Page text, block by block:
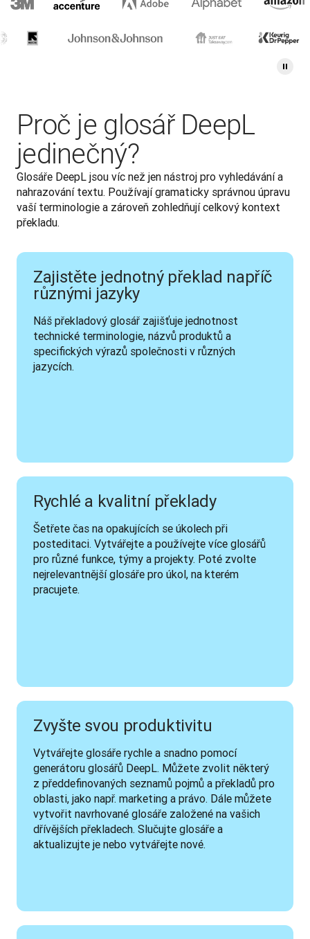
Proč je glosář DeepL
jedinečný?
Glosáře DeepL jsou víc než jen nástroj pro vyhledávání a
nahrazování textu. Používají gramaticky správnou úpravu
vaší terminologie a zároveň zohledňují celkový kontext
překladu.
Zajistěte jednotný překlad napříč
různými jazyky
Náš překladový glosář zajišťuje jednotnost
technické terminologie, názvů produktů a
specifických výrazů společnosti v různých
jazycích.
Rychlé a kvalitní překlady
Šetřete čas na opakujících se úkolech při
posteditaci. Vytvářejte a používejte více glosářů
pro různé funkce, týmy a projekty. Poté zvolte
nejrelevantnější glosáře pro úkol, na kterém
pracujete.
Zvyšte svou produktivitu
Vytvářejte glosáře rychle a snadno pomocí
generátoru glosářů DeepL. Můžete zvolit některý
z předdefinovaných seznamů pojmů a překladů pro
oblasti, jako např. marketing a právo. Dále můžete
vytvořit navrhované glosáře založené na vašich
dřívějších překladech. Slučujte glosáře a
aktualizujte je nebo vytvářejte nové.